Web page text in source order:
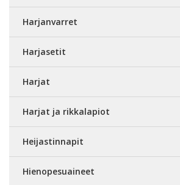
Harjanvarret
Harjasetit
Harjat
Harjat ja rikkalapiot
Heijastinnapit
Hienopesuaineet